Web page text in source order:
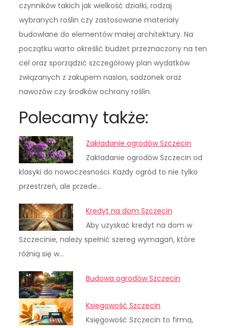
czynników takich jak wielkość działki, rodzaj
wybranych roślin czy zastosowane materiały
budowlane do elementów małej architektury. Na
początku warto określić budżet przeznaczony na ten
cel oraz sporządzić szczegółowy plan wydatków
związanych z zakupem nasion, sadzonek oraz
nawozów czy środków ochrony roślin.
Polecamy także:
Zakładanie ogrodów Szczecin
Zakładanie ogrodów Szczecin od
klasyki do nowoczesności. Każdy ogród to nie tylko
przestrzeń, ale przede…
Kredyt na dom Szczecin
Aby uzyskać kredyt na dom w
Szczecinie, należy spełnić szereg wymagań, które
różnią się w…
Budowa ogrodów Szczecin
Księgowość Szczecin
Księgowość Szczecin to firma,